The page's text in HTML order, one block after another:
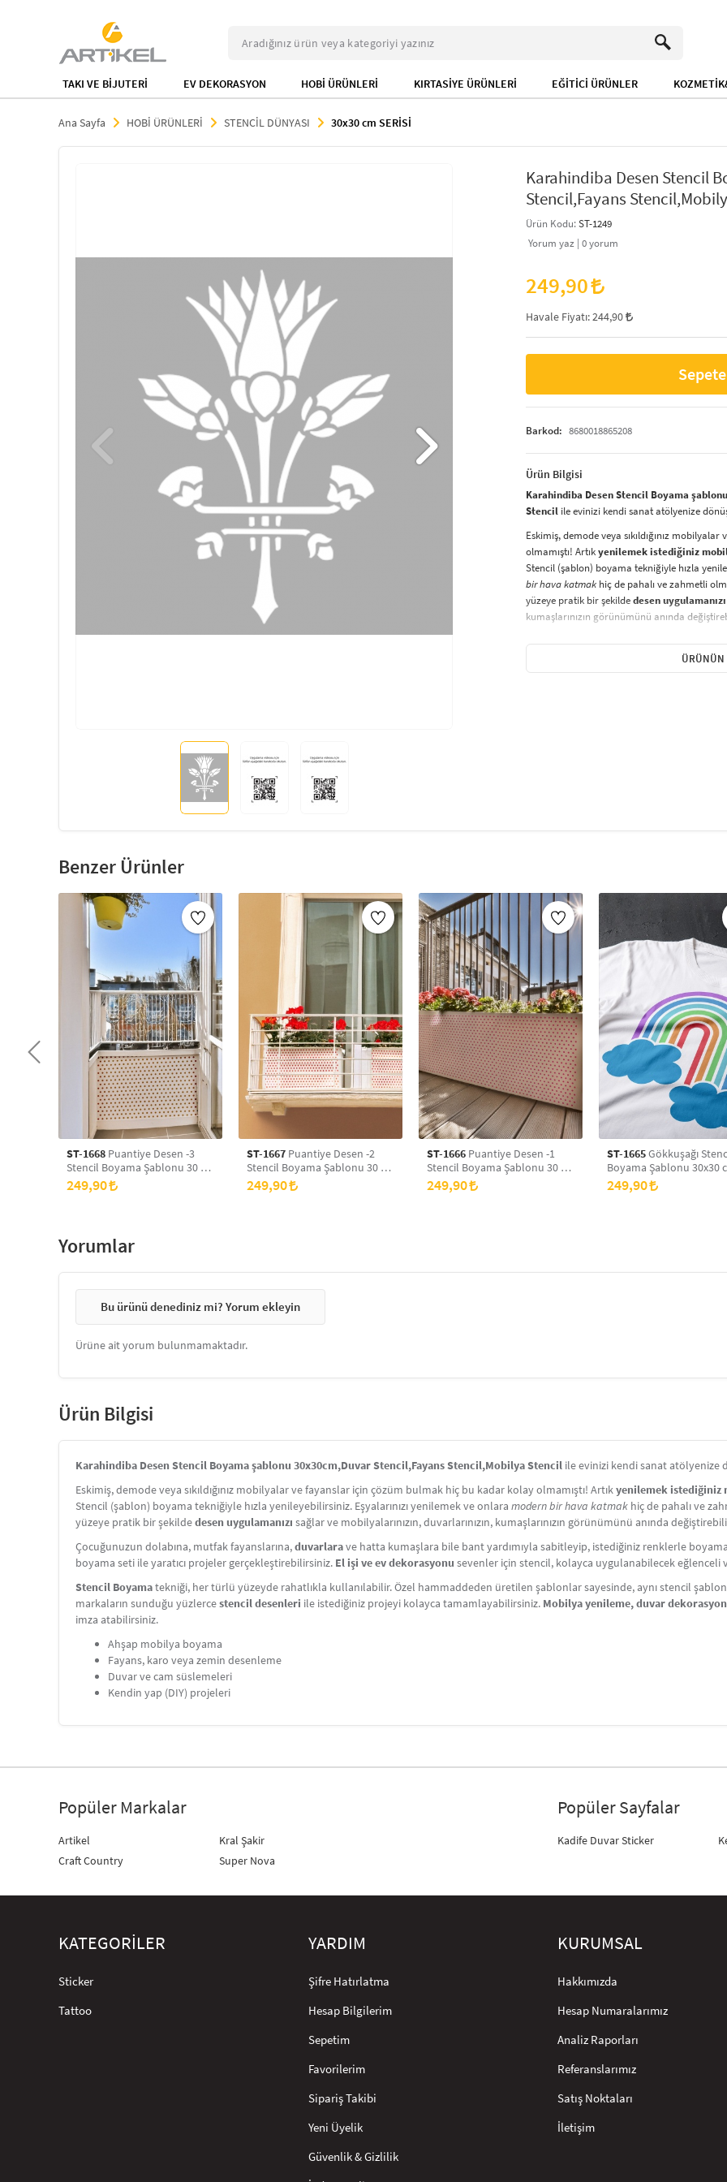
TAKI VE BİJUTERİ EV DEKORASYON HOBİ ÜRÜNLERİ KIRTASİYE ÜRÜNLERİ EĞİTİCİ ÜRÜNLER
Ana Sayfa HOBİ ÜRÜNLERİ STENCİL DÜNYASI 30x30 cm SERİSİ
Karahindiba Desen Stencil
Stencil,Fayans
Ürün Kodu:ST-1249
Yorum yaz | 0yorum
249,90
Havale Fiyatı:244,90
Barkod: 8680018865208
Ürün Bilgisi
Karahindiba Desen Stencil Boyama
Stencil ile evinizi kendi sanat atölyenize
Eskimiş, demode veya sıkıldığınız
olmamıştı! Artıkyenilemek istediğiniz
Stencil (şablon) boyama tekniğiyle hızla
bir hava katmak hiç de pahalı ve zahmetli
yüzeye pratik bir şekildedesen uygulamanızı
kumaşlarınızın görünümünü anında
sabitleyip, istediğiniz renklerle boyama
boyama seti ile yaratıcı projeler
tekniği, her türlü yüzeyde
Duvar ve cam süslemeleri
ÜRÜNÜN
Benzer Ürünler
ST-1668 Puantiye Desen -3
Stencil Boyama Şablonu 30 x
30 cm, Duvar Stencil, Fayans
Stencil, Mobilya Stencil
249,90
ST-1667 Puantiye Desen -2
Stencil Boyama Şablonu 30 x
30 cm, Duvar Stencil, Fayans
Stencil, Mobilya Stencil
249,90
ST-1666 Puantiye Desen -1
Stencil Boyama Şablonu 30 x
30 cm, Duvar Stencil, Fayans
Stencil, Mobilya Stencil
249,90
ST-1665Gökkuşağı
Boyama Şablonu 30x30
Duvar Stencil, Fayans
Mobilya Stencil
249,90
Yorumlar
Bu ürünü denediniz mi? Yorum ekleyin
Ürüne ait yorum bulunmamaktadır.
Ürün Bilgisi
Karahindiba Desen Stencil Boyama şablonu 30x30cm,Duvar Stencil,Fayans Stencil,Mobilya Stencil ile evinizi kendi sanat atölyenize
Eskimiş, demode veya sıkıldığınız mobilyalar ve fayanslar için çözüm bulmak hiç bu kadar kolay olmamıştı! Artıkyenilemek istediğiniz
Stencil (şablon) boyama tekniğiyle hızla yenileyebilirsiniz. Eşyalarınızı yenilemek ve onlara modern bir hava katmak hiç de pahalı ve
yüzeye pratik bir şekildedesen uygulamanızı sağlar ve mobilyalarınızın, duvarlarınızın, kumaşlarınızın görünümünü anında
Çocuğunuzun dolabına, mutfak fayanslarına,duvarlarave hatta kumaşlara bile bant yardımıyla sabitleyip, istediğiniz renklerle
boyama seti ile yaratıcı projeler gerçekleştirebilirsiniz. El işi ve ev dekorasyonu sevenler için stencil, kolayca uygulanabilecek eğlenceli
Stencil Boyamatekniği, her türlü yüzeyde rahatlıkla kullanılabilir. Özel hammaddeden üretilen şablonlar sayesinde, aynı stencil
markaların sunduğu yüzlercestencil desenleri ile istediğiniz projeyi kolayca tamamlayabilirsiniz. Mobilya yenileme, duvar
imza atabilirsiniz.
Ahşap mobilya boyama
Fayans, karo veya zemin desenleme
Duvar ve cam süslemeleri
Kendin yap (DIY) projeleri
Popüler Markalar
Artikel
Craft Country
Kral Şakir
Super Nova
Popüler Sayfalar
Kadife Duvar Sticker
KATEGORİLER
Sticker
Tattoo
YARDIM
Şifre Hatırlatma
Hesap Bilgilerim
Sepetim
Favorilerim
Sipariş Takibi
Yeni Üyelik
Güvenlik & Gizlilik
KURUMSAL
Hakkımızda
Hesap Numaralarımız
Analiz Raporları
Referanslarımız
Satış Noktaları
İletişim